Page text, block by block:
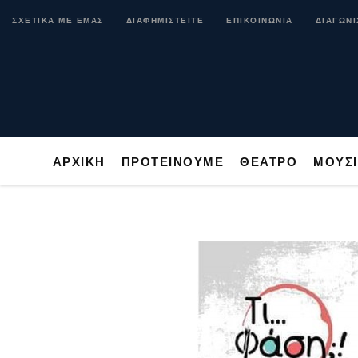
ΣΧΕΤΙΚΑ ΜΕ ΕΜΑΣ ΔΙΑΦΗΜΙΣΤΕΙΤΕ ΕΠΙΚΟΙΝΩΝΙΑ
ΑΡΧΙΚΗ ΠΡΟΤΕΙΝΟΥΜΕ ΘΕΑΤΡΟ
ΑΡΧΙΚΗ ΠΡΟΤΕΙΝΟΥΜΕ ΘΕΑΤΡΟ